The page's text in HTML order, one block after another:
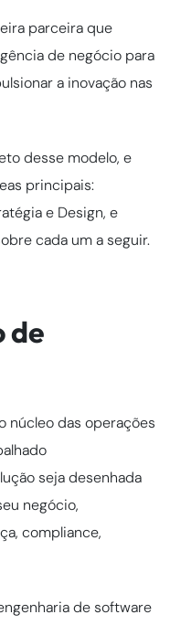
parceira que
de negócio para
a inovação nas
desse modelo, e
principais:
e Design, e
cada um a seguir.
de
núcleo das operações
seja desenhada
negócio,
compliance,
de software